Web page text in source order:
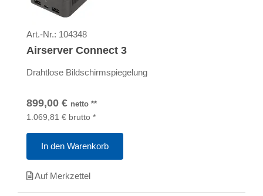
Art.-Nr.: 104348
Airserver Connect 3
Drahtlose Bildschirmspiegelung
899,00 € netto **
1.069,81 € brutto *
In den Warenkorb
Auf Merkzettel